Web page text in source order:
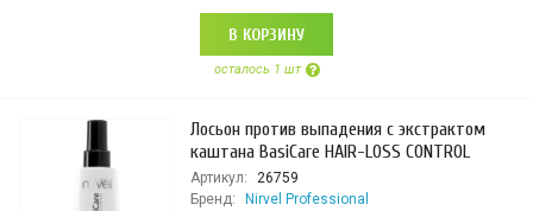
В КОРЗИНУ
осталось 1 шт
Лосьон против выпадения с экстрактом
каштана BasiCare HAIR-LOSS CONTROL
Артикул:
26759
Бренд:
Nirvel Professional